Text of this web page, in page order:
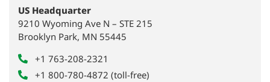
US Headquarter
9210 Wyoming Ave N – STE 215
Brooklyn Park, MN 55445
+1 763-208-2321
+1 800-780-4872 (toll-free)